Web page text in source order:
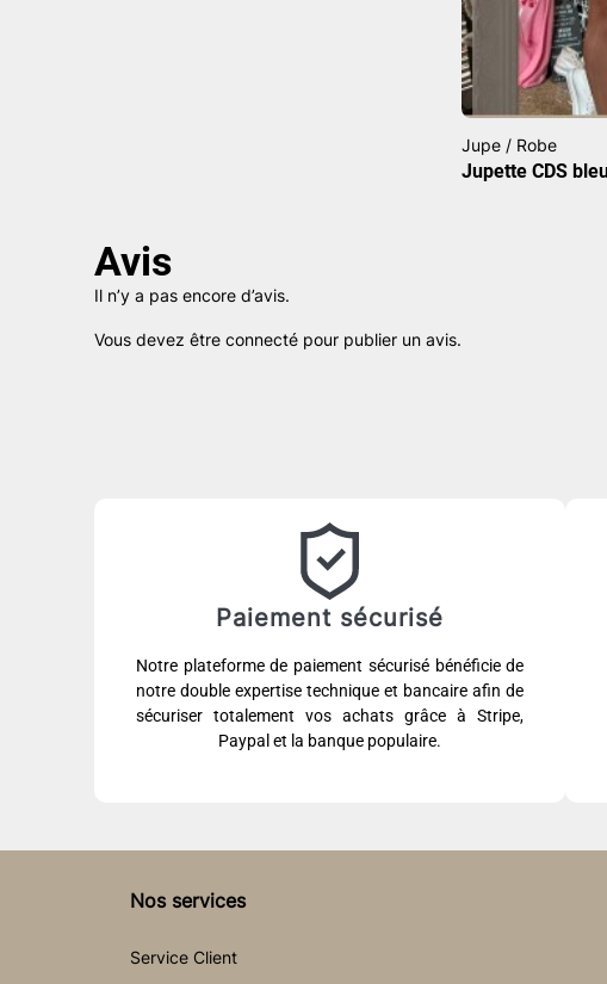
Jupe / Robe
Jupette CDS
Avis
Il n’y a pas encore d’avis.
Vous devez être connecté pour publier un avis.
Paiement sécurisé
Notre plateforme de paiement sécurisé bénéficie de
notre double expertise technique et bancaire afin de
sécuriser totalement vos achats grâce à Stripe,
Paypal et la banque populaire.
Nos services
Service Client